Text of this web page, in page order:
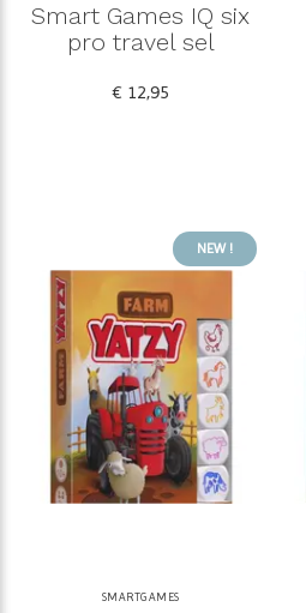
Smart Games IQ six
pro travel sel
€ 12,95
NEW !
SMARTGAMES